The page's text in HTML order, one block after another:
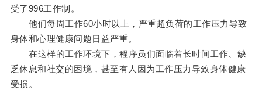
受了996工作制。
他们每周工作60小时以上，严重超负荷的工作压力导致
身体和心理健康问题日益严重。
在这样的工作环境下，程序员们面临着长时间工作、缺
乏休息和社交的困境，甚至有人因为工作压力导致身体健康
受损。